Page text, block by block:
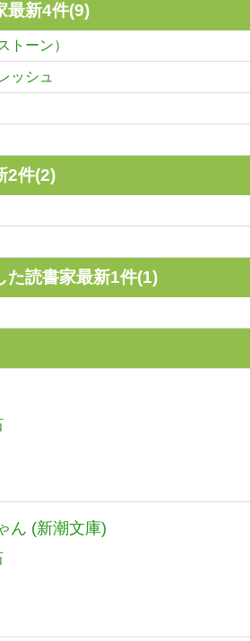
最新4件(9)
トーン）
ッシュ
2件(2)
た読書家最新1件(1)
ん (新潮文庫)